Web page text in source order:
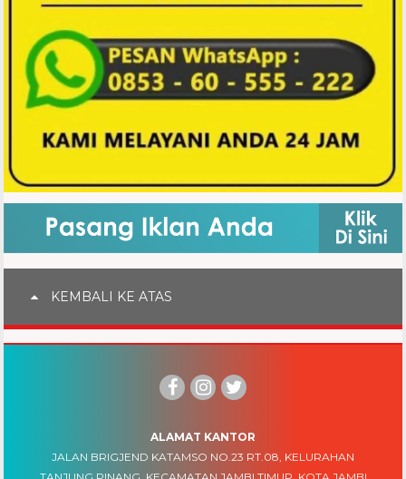
KEMBALI KE ATAS
ALAMAT KANTOR
JALAN BRIGJEND KATAMSO NO.23 RT.08, KELURAHAN